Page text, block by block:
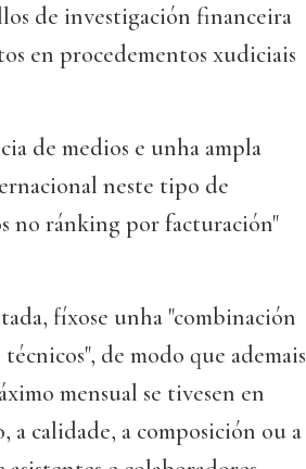
de investigación financeira
en procedementos xudiciais
de medios e unha ampla
neste tipo de
no ránking por facturación"
fíxose unha "combinación
de modo que ademais
mensual se tivesen en
a calidade, a composición ou a